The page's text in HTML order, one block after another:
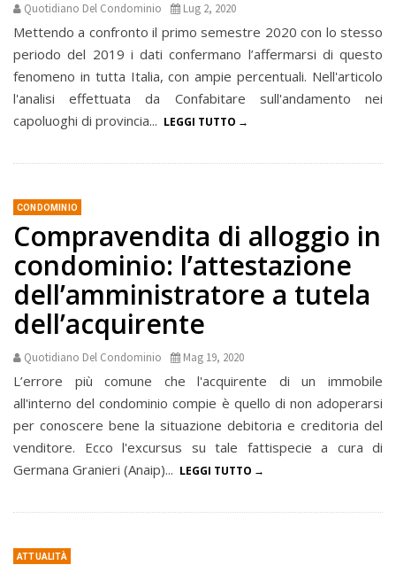
Quotidiano Del Condominio Lug 2, 2020
Mettendo a confronto il primo semestre 2020 con lo stesso
periodo del 2019 i dati confermano l’affermarsi di questo
fenomeno in tutta Italia, con ampie percentuali. Nell'articolo
l'analisi effettuata da Confabitare sull'andamento nei
capoluoghi di provincia... LEGGI TUTTO
CONDOMINIO
Compravendita di alloggio in
condominio: l’attestazione
dell’amministratore a tutela
dell’acquirente
Quotidiano Del Condominio Mag 19, 2020
L’errore più comune che l'acquirente di un immobile
all'interno del condominio compie è quello di non adoperarsi
per conoscere bene la situazione debitoria e creditoria del
venditore. Ecco l'excursus su tale fattispecie a cura di
Germana Granieri (Anaip)... LEGGI TUTTO
ATTUALITÀ